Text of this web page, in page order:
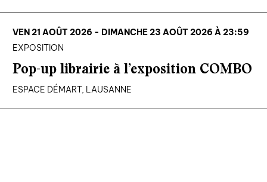
VEN 21 AOÛT 2026 - DIMANCHE 23 AOÛT 2026 À 23:59
EXPOSITION
Pop-up librairie à l’exposition COMBO
ESPACE DÉMART, LAUSANNE